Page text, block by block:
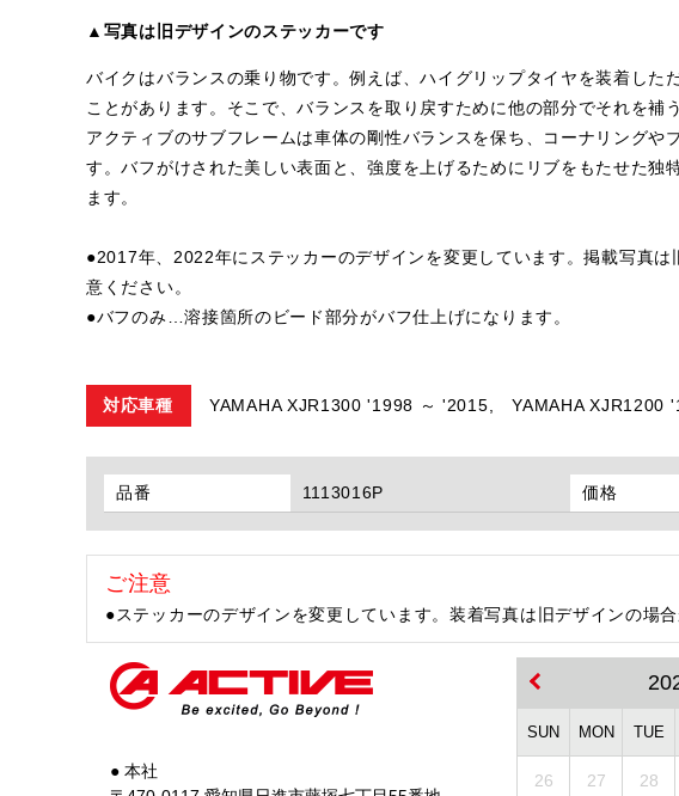
▲写真は旧デザインのステッカーです
バイクはバランスの乗り物です。例えば、ハイグリップタイヤを装着した
ことがあります。そこで、バランスを取り戻すために他の部分でそれを補
アクティブのサブフレームは車体の剛性バランスを保ち、コーナリングや
す。バフがけされた美しい表面と、強度を上げるためにリブをもたせた独
ます。
●2017年、2022年にステッカーのデザインを変更しています。掲載写真
意ください。
●バフのみ…溶接箇所のビード部分がバフ仕上げになります。
対応車種 YAMAHA XJR1300 '1998 ～ '2015, YAMAHA XJR1200
品番 1113016P 価格
ご注意
●ステッカーのデザインを変更しています。装着写真は旧デザインの場
● 本社
SUN MON TUE
26 27 28